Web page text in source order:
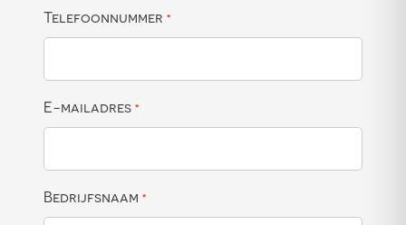
Telefoonnummer *
E-mailadres *
Bedrijfsnaam *